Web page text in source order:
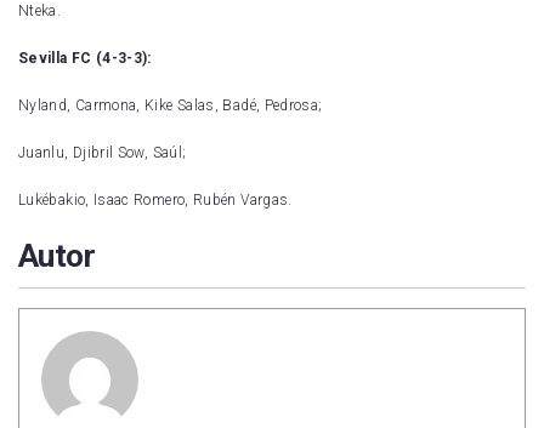
Nteka.
Sevilla FC (4-3-3):
Nyland, Carmona, Kike Salas, Badé, Pedrosa;
Juanlu, Djibril Sow, Saúl;
Lukébakio, Isaac Romero, Rubén Vargas.
Autor